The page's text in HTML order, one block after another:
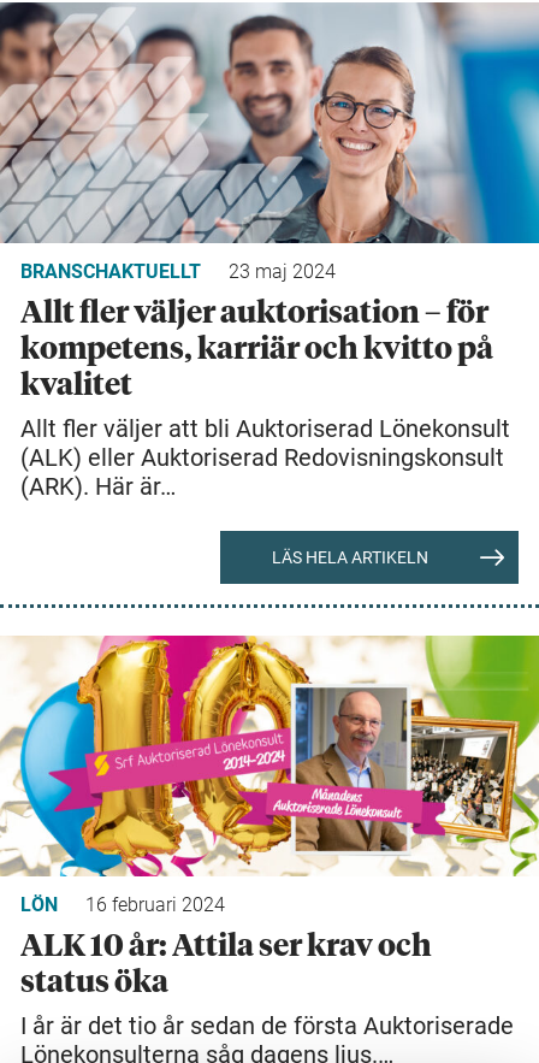
BRANSCHAKTUELLT 23 maj 2024
Allt fler väljer auktorisation – för
kompetens, karriär och kvitto på
kvalitet
Allt fler väljer att bli Auktoriserad Lönekonsult
(ALK) eller Auktoriserad Redovisningskonsult
(ARK). Här är…
LÄS HELA ARTIKELN
LÖN 16 februari 2024
ALK 10 år: Attila ser krav och
status öka
I år är det tio år sedan de första Auktoriserade
Lönekonsulterna såg dagens ljus.…